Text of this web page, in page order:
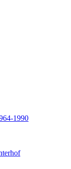
1990